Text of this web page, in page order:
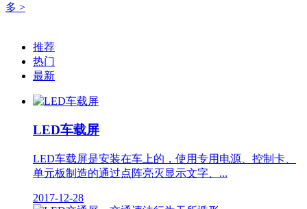
多 >
推荐
热门
最新
LED车载屏
LED车载屏是安装在车上的，使用专用电源、控制卡、
单元板制造的通过点阵亮灭显示文字、...
2017-12-28